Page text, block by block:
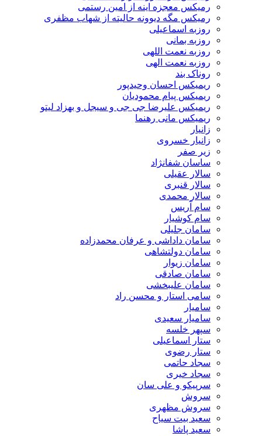
رمیکس معجزه اینه از امین رستمی
رمیکس مگه دیوونه حالیته از شهاب مظفری
روزبه اسماعیلی
روزبه بمانی
روزبه نعمت اللهی
روزبه نعمت الهی
روناک بند
ریمیکس احسان وحیدپور
ریمیکس پیام محمودیان
ریمیکس علیرضا جی جی و سیجل و بهزاد لیتو
ریمیکس مانی رهنما
زانیار
زانیار خسروی
زیر صفر
ساسان شفانژاد
سالار عقیلی
سالار قنبری
سالار محمدی
سام آریس
سام کوشیار
سامان جلیلی
سامان داداشی و عرفان محمدزاده
سامان دولتشاهی
سامان زیوار
سامان صادقی
سامان علیبخشی
سامی استار و محسن راد
سامیار
سامیار سعیدی
سپهر خلسه
ستار اسماعیلی
ستار رضوی
سجاد حاتمی
سجاد خیری
سرپیکو و علی سان
سروش
سروش مظهری
سعید بیت سیاح
سعید پاشا